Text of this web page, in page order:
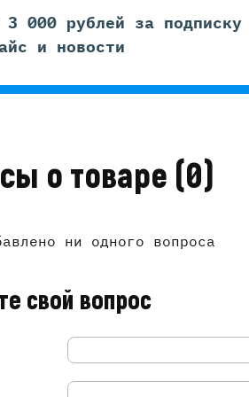
3 000 рублей за подписку
и новости
о товаре (0)
ни одного вопроса
свой вопрос